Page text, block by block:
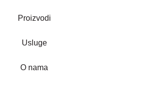
Proizvodi
Usluge
O nama